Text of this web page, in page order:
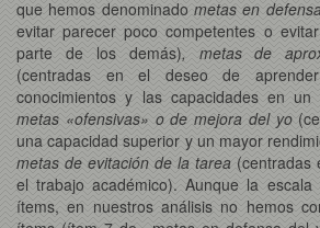
que hemos denominado metas en
evitar parecer poco competentes o
parte de los demás), metas de
(centradas en el deseo de
conocimientos y las capacidades en un
metas «ofensivas» o de mejora del yo
una capacidad superior y un mayor
metas de evitación de la tarea (centradas
el trabajo académico). Aunque la
ítems, en nuestros análisis no hemos